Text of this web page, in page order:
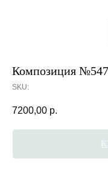
Композиция №547
SKU:
7200,00 р.